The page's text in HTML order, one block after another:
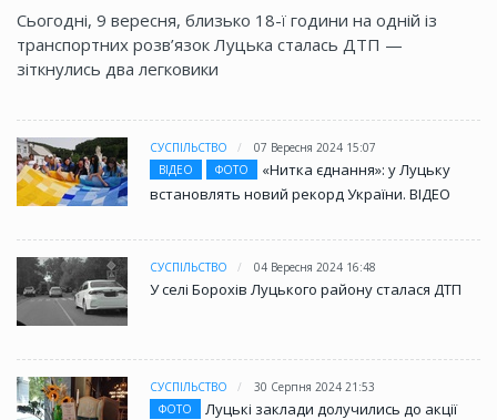
Сьогодні, 9 вересня, близько 18-ї години на одній із
транспортних розв’язок Луцька сталась ДТП —
зіткнулись два легковики
СУСПІЛЬСТВО
07 Вересня 2024 15:07
ВІДЕО
ФОТО
«Нитка єднання»: у Луцьку
встановлять новий рекорд України. ВІДЕО
СУСПІЛЬСТВО 04 Вересня 2024 16:48
У селі Борохів Луцького району сталася ДТП
СУСПІЛЬСТВО
30 Серпня 2024 21:53
ФОТО
Луцькі заклади долучились до акції